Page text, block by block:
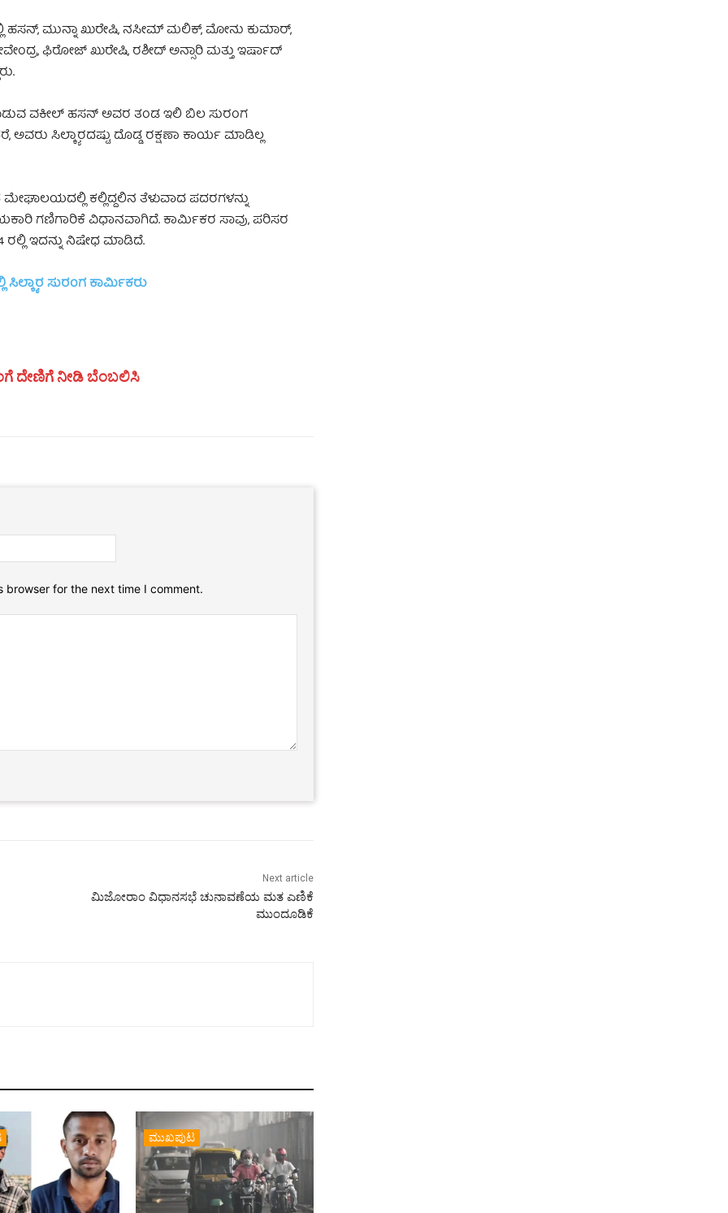
ಮುನ್ನಾ ಖುರೇಷಿ, ನಸೀಮ್ ಮಲಿಕ್, ಮೋನು ಕುಮಾರ್,
ಫಿರೋಜ್ ಖುರೇಷಿ, ರಶೀದ್ ಅನ್ಸಾರಿ ಮತ್ತು ಇರ್ಷಾದ್
ವಕೀಲ್ ಹಸನ್ ಅವರ ತಂಡ ಇಲಿ ಬಿಲ ಸುರಂಗ
ಸಿಲ್ಕ್ಯಾರದಷ್ಟು ದೊಡ್ಡ ರಕ್ಷಣಾ ಕಾರ್ಯ ಮಾಡಿಲ್ಲ
ಕಲ್ಲಿದ್ದಲಿನ ತೆಳುವಾದ ಪದರಗಳನ್ನು
ಗಣಿಗಾರಿಕೆ ವಿಧಾನವಾಗಿದೆ. ಕಾರ್ಮಿಕರ ಸಾವು, ಪರಿಸರ
ಇದನ್ನು ನಿಷೇಧ ಮಾಡಿದೆ.
ಸುರಂಗ ಕಾರ್ಮಿಕರು
ದೇಣಿಗೆ ನೀಡಿ ಬೆಂಬಲಿಸಿ
browser for the next time I comment.
Next article
ಮಿಜೋರಾಂ ವಿಧಾನಸಭೆ ಚುನಾವಣೆಯ ಮತ ಎಣಿಕೆ
ಮುಂದೂಡಿಕೆ
ಮುಖಪುಟ